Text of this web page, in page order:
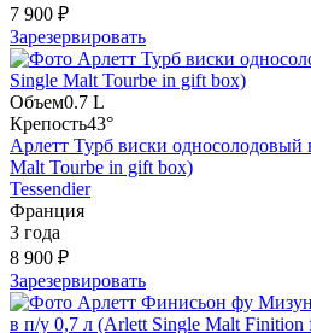
7 900 ₽
Зарезервировать
Объем0.7 L
Крепость43°
Арлетт Турб виски односолодовый
Malt Tourbe in gift box)
Tessendier
Франция
3 года
8 900 ₽
Зарезервировать